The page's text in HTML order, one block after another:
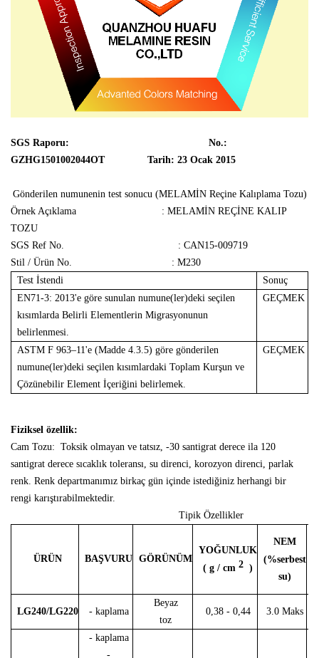
SGS Raporu:
No.:
GZHG1501002044OT Tarih: 23 Ocak 2015
Gönderilen numunenin test sonucu (MELAMİN Reçine Kalıplama Tozu)
Örnek Açıklama : MELAMİN REÇİNE KALIP
TOZU
SGS Ref No. : CAN15-009719
Stil / Ürün No.
: M230
Test İstendi
Sonuç
EN71-3: 2013'e göre sunulan numune(ler)deki seçilen
kısımlarda Belirli Elementlerin Migrasyonunun
belirlenmesi.
GEÇMEK
ASTM F 963–11'e (Madde 4.3.5) göre gönderilen
numune(ler)deki seçilen kısımlardaki Toplam Kurşun ve
Çözünebilir Element İçeriğini belirlemek.
GEÇMEK
Fiziksel özellik:
Cam Tozu: Toksik olmayan ve tatsız, -30 santigrat derece ila 120
santigrat derece sıcaklık toleransı, su direnci, korozyon direnci, parlak
renk. Renk departmanımız birkaç gün içinde istediğiniz herhangi bir
rengi karıştırabilmektedir.
Tipik Özellikler
ÜRÜN BAŞVURU GÖRÜNÜM
YOĞUNLUK
( g / cm 2 )
NEM
(%serbest
su)
LG240/LG220 - kaplama
Beyaz
toz
0,38 - 0,44 3.0 Maks
- kaplama
-